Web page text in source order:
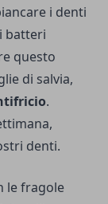
i denti
batteri
questo
di salvia,
.
denti.
le fragole